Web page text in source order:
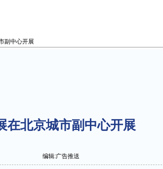
副中心开展
在北京城市副中心开展
编辑:广告推送